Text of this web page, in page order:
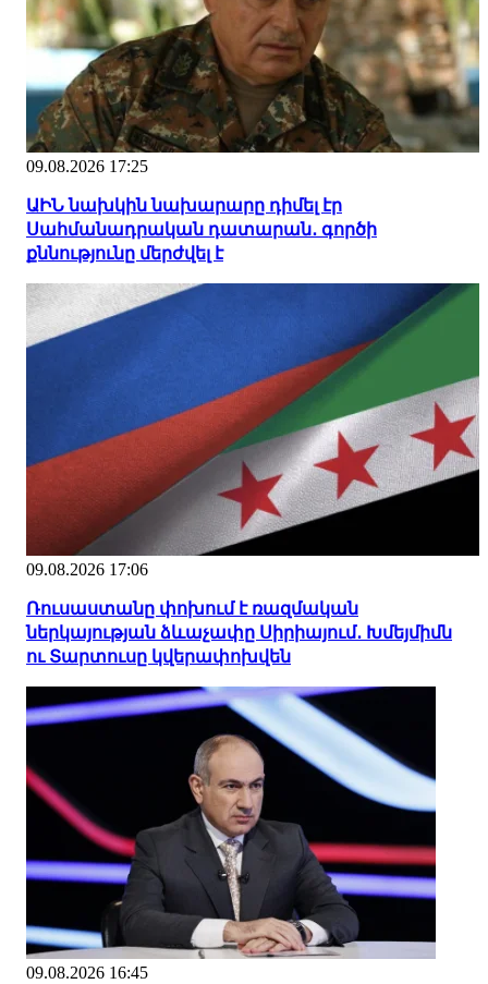
09.08.2026 17:25
ԱԻՆ նախկին նախարարը դիմել էր
Սահմանադրական դատարան․ գործի
քննությունը մերժվել է
09.08.2026 17:06
Ռուսաստանը փոխում է ռազմական
ներկայության ձևաչափը Սիրիայում․ Խմեյմիմն
ու Տարտուսը կվերափոխվեն
09.08.2026 16:45